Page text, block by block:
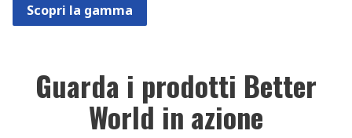
Scopri la gamma
Guarda i prodotti Better
World in azione